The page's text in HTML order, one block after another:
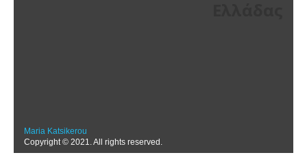
Maria Katsikerou
Copyright © 2021. All rights reserved.